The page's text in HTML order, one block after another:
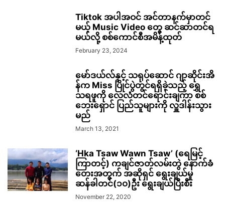
Tiktok အပါအဝင် အင်တာနက်မှာတင်
မယ့် Music Video တွေ ဆင်ဆာတင်ရ
မယ်လို့ စစ်ကောင်စီအမိန့်ထုတ်
February 23, 2024
မော်ဒယ်လ်နှင့် သရုပ်ဆောင် ဂျာဆိုင်းအိ
န်က Miss ပြိုင်ပွဲတွင်ရရှိခဲ့သည့် ရွှေ
သရဖူကို လေလံတင်ရောင်းချကာ စစ်
ဘေးရှောင် ပြည်သူများကို လှူဒါန်းသွား
မည်
March 13, 2021
‘Hka Tsaw Wawn Tsaw’ (ရေမြင့်
ကြာတင့်) ကချင်ဇာတ်လမ်းတွဲ နောက်ခံ
တေးအတွက် အဆိုရှင် ရွေးချယ်မှု
ဆန်ခါတင်(၁၀)ဦး ရွေးချယ်ပြီးစီး
November 22, 2020